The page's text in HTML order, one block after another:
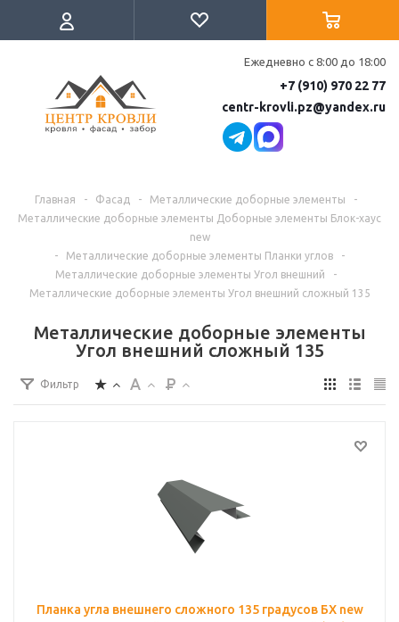
Ежедневно с 8:00 до 18:00
+7 (910) 970 22 77
centr-krovli.pz@yandex.ru
Главная - Фасад - Металлические доборные элементы
-
Металлические доборные элементы Доборные элементы Блок-хаус
new
-
Металлические доборные элементы Планки углов
-
Металлические доборные элементы Угол внешний
-
Металлические доборные элементы Угол внешний сложный 135
Металлические доборные элементы
Угол внешний сложный 135
Фильтр
Планка угла внешнего сложного 135 градусов БХ new